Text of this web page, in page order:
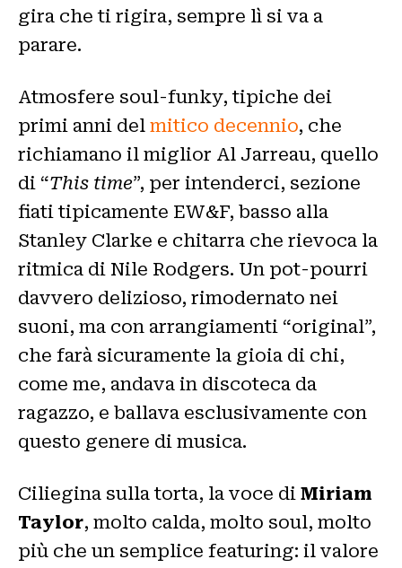
gira che ti rigira, sempre lì si va a
parare.
Atmosfere soul-funky, tipiche dei
primi anni del mitico decennio, che
richiamano il miglior Al Jarreau, quello
di “This time”, per intenderci, sezione
fiati tipicamente EW&F, basso alla
Stanley Clarke e chitarra che rievoca la
ritmica di Nile Rodgers. Un pot-pourri
davvero delizioso, rimodernato nei
suoni, ma con arrangiamenti “original”,
che farà sicuramente la gioia di chi,
come me, andava in discoteca da
ragazzo, e ballava esclusivamente con
questo genere di musica.
Ciliegina sulla torta, la voce di Miriam
Taylor, molto calda, molto soul, molto
più che un semplice featuring: il valore